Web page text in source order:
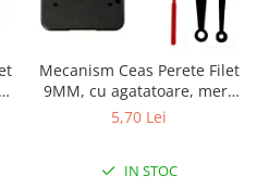
Mecanism Ceas Perete Filet
9MM, cu agatatoare, mers
continuu, repere incluse
5,70 Lei
IN STOC